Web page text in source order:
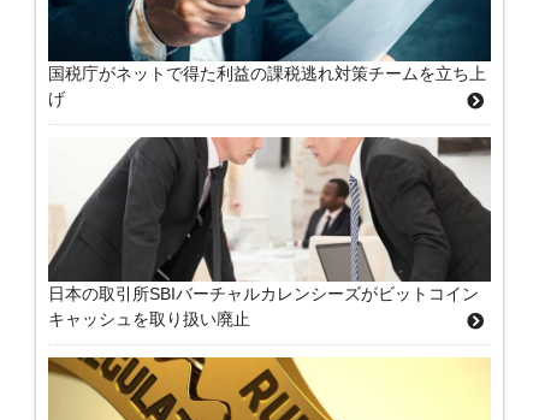
国税庁がネットで得た利益の課税逃れ対策チームを立ち上
げ
日本の取引所SBIバーチャルカレンシーズがビットコイン
キャッシュを取り扱い廃止